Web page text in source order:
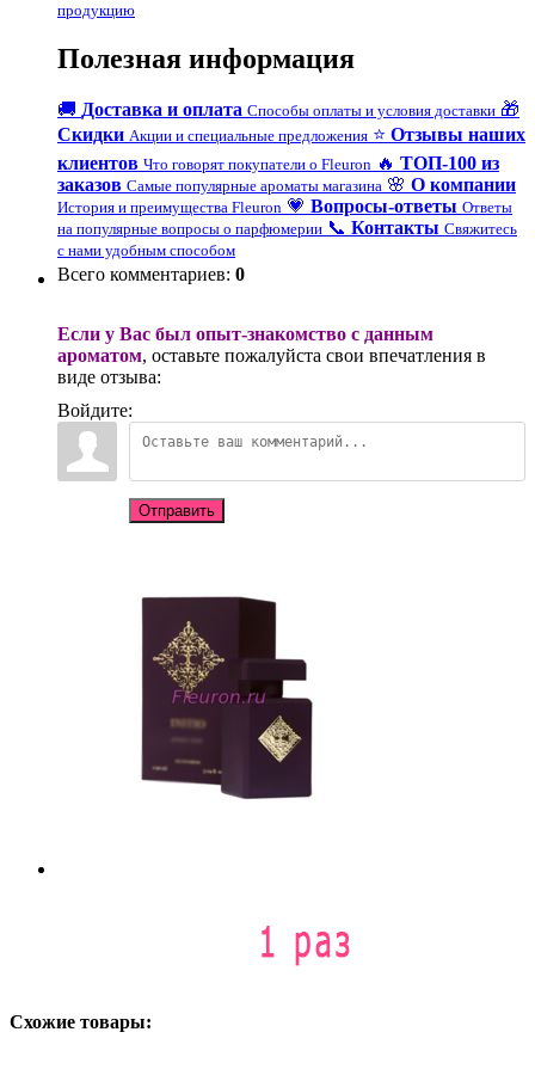
продукцию
Полезная информация
🚚 Доставка и оплата Способы оплаты и условия доставки 🎁
Скидки Акции и специальные предложения ⭐ Отзывы наших
клиентов Что говорят покупатели о Fleuron 🔥 ТОП-100 из
заказов Самые популярные ароматы магазина 🌸 О компании
История и преимущества Fleuron 💗 Вопросы-ответы Ответы
на популярные вопросы о парфюмерии 📞 Контакты Свяжитесь
с нами удобным способом
Всего комментариев: 0
Если у Вас был опыт-знакомство с данным
ароматом, оставьте пожалуйста свои впечатления в
виде отзыва:
Войдите:
Отправить
Схожие товары: